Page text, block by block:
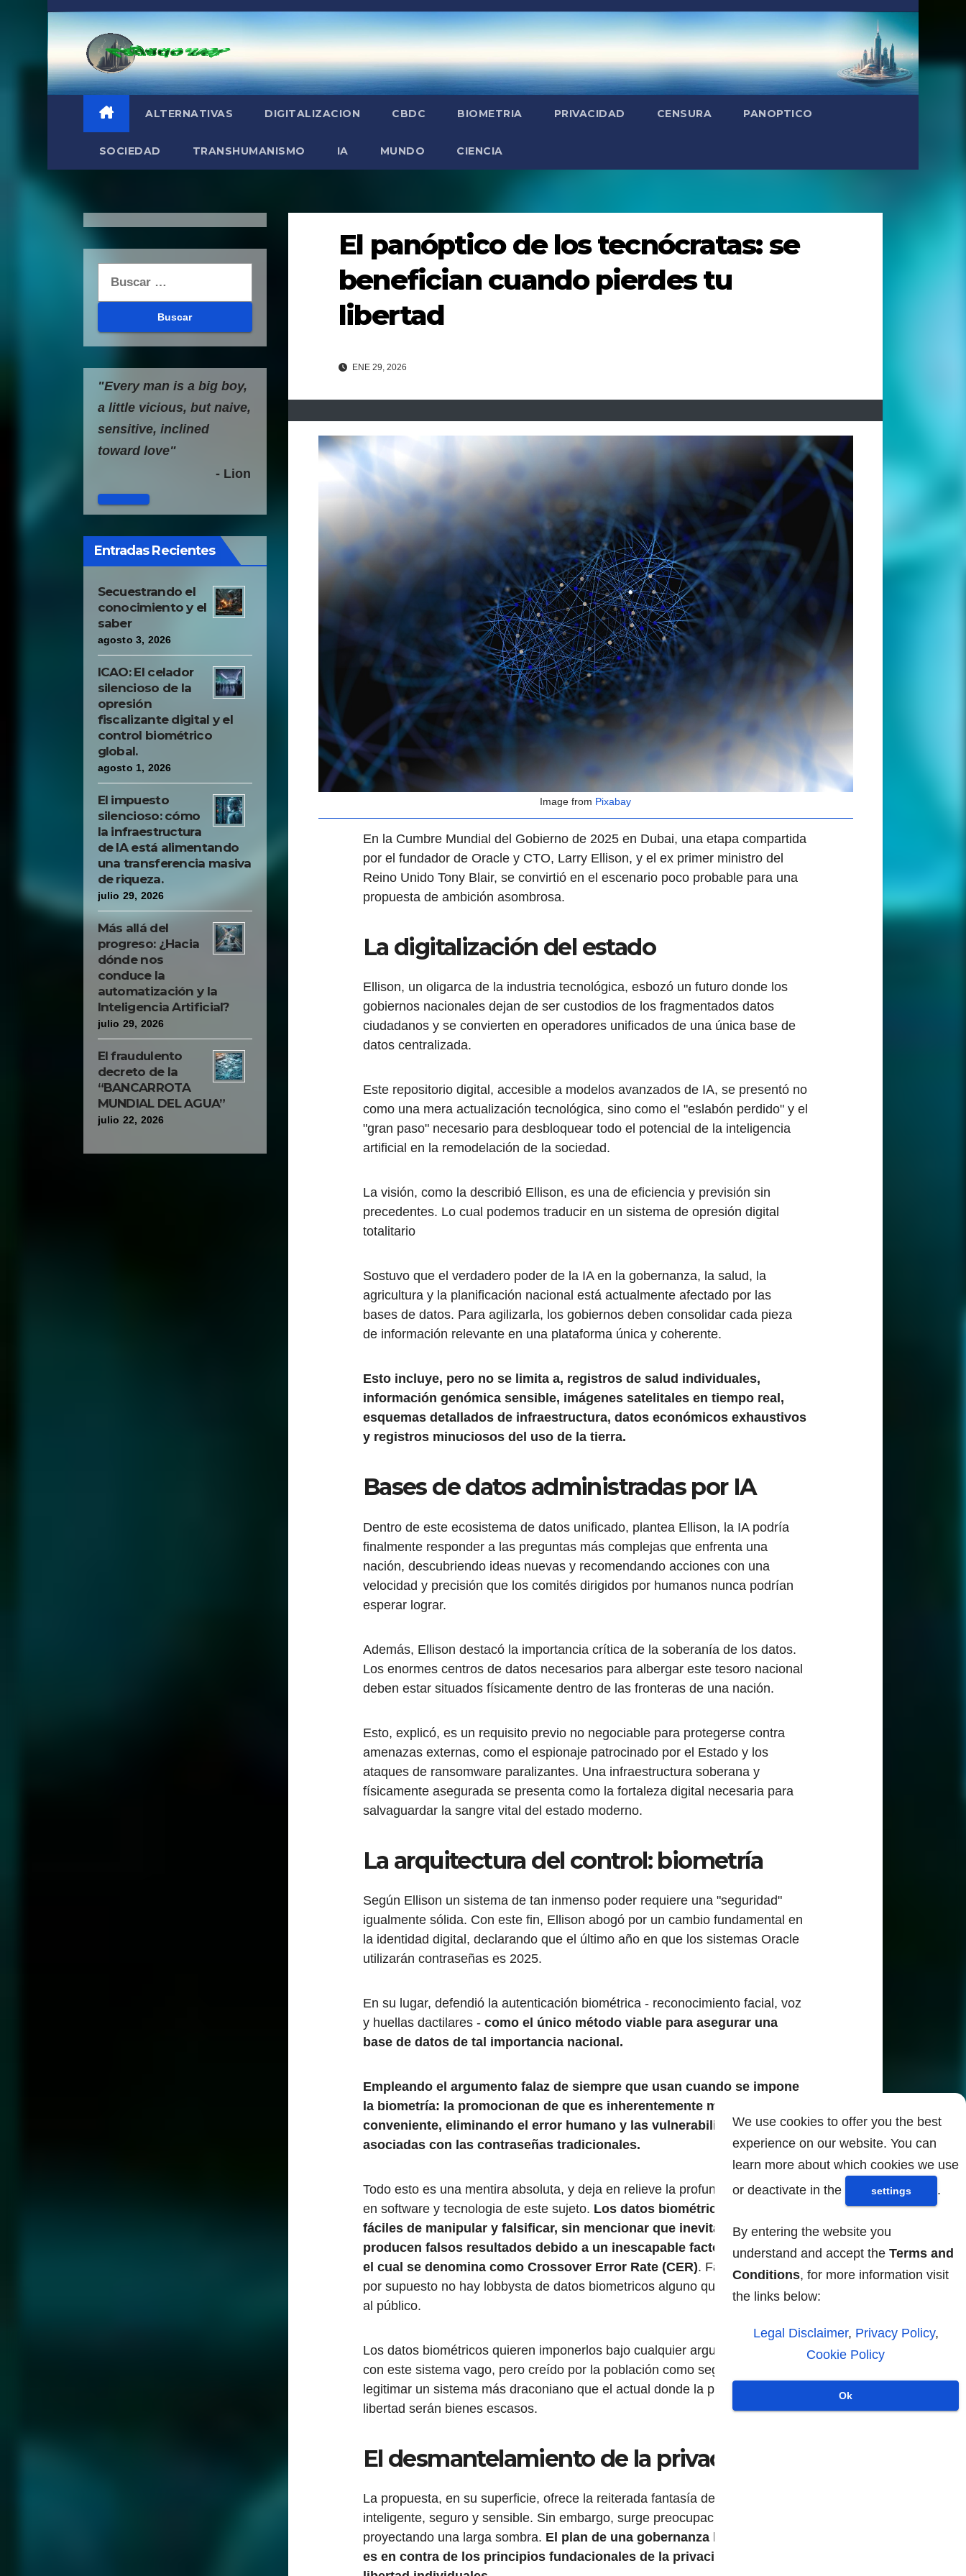
We use cookies to offer you the best
experience on our website. You can
learn more about which cookies we use
or deactivate in the
settings .
By entering the website you
understand and accept the Terms and
Conditions, for more information visit
the links below:
Legal Disclaimer, Privacy Policy,
Cookie Policy
Ok
Saltar
al
contenido
ALTERNATIVAS DIGITALIZACION CBDC BIOMETRIA PRIVACIDAD CENSURA PANOPTICO
SOCIEDAD TRANSHUMANISMO IA MUNDO CIENCIA
"Every man is a big boy,
a little vicious, but naive,
sensitive, inclined
toward love"
- Lion
Entradas Recientes
Secuestrando el
conocimiento y el
saber
agosto 3, 2026
ICAO: El celador
silencioso de la
opresión
fiscalizante digital y el
control biométrico
global.
agosto 1, 2026
El impuesto
silencioso: cómo
la infraestructura
de IA está alimentando
una transferencia masiva
de riqueza.
julio 29, 2026
Más allá del
progreso: ¿Hacia
dónde nos
conduce la
automatización y la
Inteligencia Artificial?
julio 29, 2026
El fraudulento
decreto de la
“BANCARROTA
MUNDIAL DEL AGUA”
julio 22, 2026
El panóptico de los tecnócratas: se
benefician cuando pierdes tu
libertad
ENE 29, 2026
Image from Pixabay
En la Cumbre Mundial del Gobierno de 2025 en Dubai, una etapa compartida
por el fundador de Oracle y CTO, Larry Ellison, y el ex primer ministro del
Reino Unido Tony Blair, se convirtió en el escenario poco probable para una
propuesta de ambición asombrosa.
La digitalización del estado
Ellison, un oligarca de la industria tecnológica, esbozó un futuro donde los
gobiernos nacionales dejan de ser custodios de los fragmentados datos
ciudadanos y se convierten en operadores unificados de una única base de
datos centralizada.
Este repositorio digital, accesible a modelos avanzados de IA, se presentó no
como una mera actualización tecnológica, sino como el "eslabón perdido" y el
"gran paso" necesario para desbloquear todo el potencial de la inteligencia
artificial en la remodelación de la sociedad.
La visión, como la describió Ellison, es una de eficiencia y previsión sin
precedentes. Lo cual podemos traducir en un sistema de opresión digital
totalitario
Sostuvo que el verdadero poder de la IA en la gobernanza, la salud, la
agricultura y la planificación nacional está actualmente afectado por las
bases de datos. Para agilizarla, los gobiernos deben consolidar cada pieza
de información relevante en una plataforma única y coherente.
Esto incluye, pero no se limita a, registros de salud individuales,
información genómica sensible, imágenes satelitales en tiempo real,
esquemas detallados de infraestructura, datos económicos exhaustivos
y registros minuciosos del uso de la tierra.
Bases de datos administradas por IA
Dentro de este ecosistema de datos unificado, plantea Ellison, la IA podría
finalmente responder a las preguntas más complejas que enfrenta una
nación, descubriendo ideas nuevas y recomendando acciones con una
velocidad y precisión que los comités dirigidos por humanos nunca podrían
esperar lograr.
Además, Ellison destacó la importancia crítica de la soberanía de los datos.
Los enormes centros de datos necesarios para albergar este tesoro nacional
deben estar situados físicamente dentro de las fronteras de una nación.
Esto, explicó, es un requisito previo no negociable para protegerse contra
amenazas externas, como el espionaje patrocinado por el Estado y los
ataques de ransomware paralizantes. Una infraestructura soberana y
físicamente asegurada se presenta como la fortaleza digital necesaria para
salvaguardar la sangre vital del estado moderno.
La arquitectura del control: biometría
Según Ellison un sistema de tan inmenso poder requiere una "seguridad"
igualmente sólida. Con este fin, Ellison abogó por un cambio fundamental en
la identidad digital, declarando que el último año en que los sistemas Oracle
utilizarán contraseñas es 2025.
En su lugar, defendió la autenticación biométrica - reconocimiento facial, voz
y huellas dactilares - como el único método viable para asegurar una
base de datos de tal importancia nacional.
Empleando el argumento falaz de siempre que usan cuando se impone
la biometría: la promocionan de que es inherentemente más segura y
conveniente, eliminando el error humano y las vulnerabilidades
asociadas con las contraseñas tradicionales.
Todo esto es una mentira absoluta, y deja en relieve la profunda ignorancia
en software y tecnologia de este sujeto. Los datos biométricos son más
fáciles de manipular y falsificar, sin mencionar que inevitablemente
producen falsos resultados debido a un inescapable factor de colisión,
el cual se denomina como Crossover Error Rate (CER). Factor del cual
por supuesto no hay lobbysta de datos biometricos alguno que explique esto
al público.
Los datos biométricos quieren imponerlos bajo cualquier argumento, pues
con este sistema vago, pero creído por la población como seguro, podrán
legitimar un sistema más draconiano que el actual donde la privacidad y la
libertad serán bienes escasos.
El desmantelamiento de la privacidad
La propuesta, en su superficie, ofrece la reiterada fantasía de un mundo más
inteligente, seguro y sensible. Sin embargo, surge preocupación,
proyectando una larga sombra. El plan de una gobernanza hipereficiente
es en contra de los principios fundacionales de la privacidad y la